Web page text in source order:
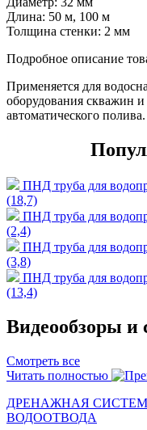
Длина: 50 м, 100 м
Толщина стенки: 2 мм
Подробное описание
Применяется для
оборудования скважин и
автоматического полива.
ПНД труба для
(18,7)
ПНД труба для
(2,4)
ПНД труба для
(3,8)
ПНД труба для
(13,4)
Видеообзоры и
Смотреть все
Читать полностью
ДРЕНАЖНАЯ
ВОДООТВОДА